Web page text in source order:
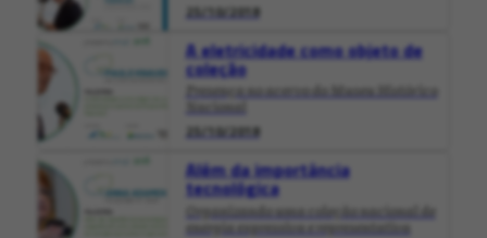
25/10/2018
A eletricidade como objeto de
coleção
Presença no acervo do Museu Histórico
Nacional
25/10/2018
Além da importância
tecnológica
Organizando uma coleção nacional de
energia expressiva e representativa